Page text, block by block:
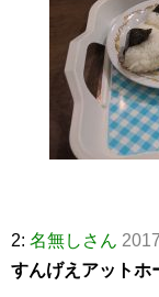
2: 名無しさん
すんげえアットホ